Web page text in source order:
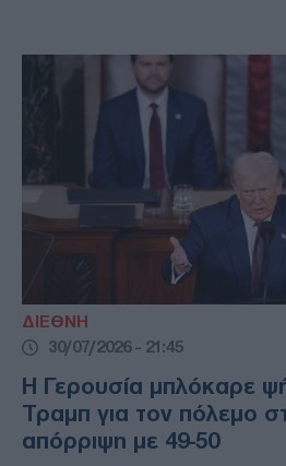
ΔΙΕΘΝΗ
30/07/2026 - 21:45
Η Γερουσία μπλόκαρε
Τραμπ για τον πόλεμο
απόρριψη με 49-50